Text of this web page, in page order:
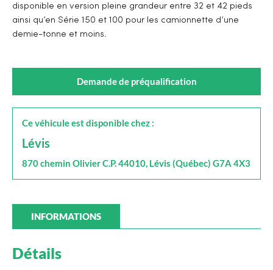
disponible en version pleine grandeur entre 32 et 42 pieds
ainsi qu’en Série 150 et 100 pour les camionnette d’une
demie-tonne et moins.
Demande de préqualification
Ce véhicule est disponible chez :
Lévis
870 chemin Olivier C.P. 44010, Lévis (Québec) G7A 4X3
INFORMATIONS
Détails